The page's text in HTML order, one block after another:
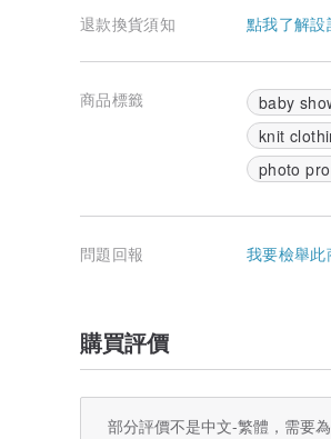
退款換貨須知 點我了解
商品標籤 baby
knit
photo
問題回報 我要檢舉此
購買評價
部分評價不是中文-繁體，需要